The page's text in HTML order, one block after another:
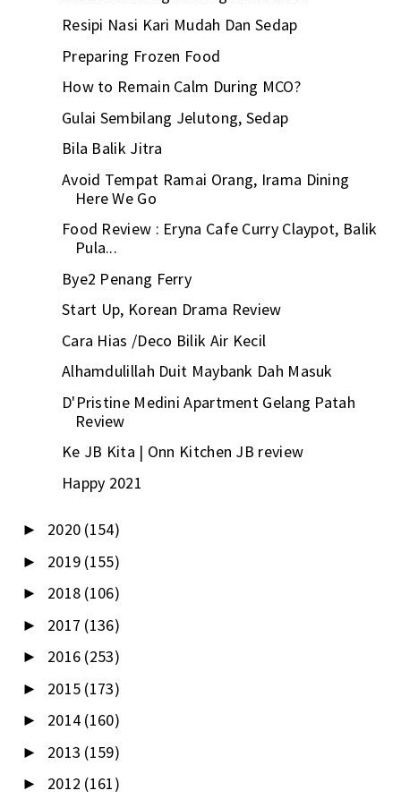
Resipi Nasi Kari Mudah Dan Sedap
Preparing Frozen Food
How to Remain Calm During MCO?
Gulai Sembilang Jelutong, Sedap
Bila Balik Jitra
Avoid Tempat Ramai Orang, Irama Dining
Here We Go
Food Review : Eryna Cafe Curry Claypot, Balik
Pula...
Bye2 Penang Ferry
Start Up, Korean Drama Review
Cara Hias /Deco Bilik Air Kecil
Alhamdulillah Duit Maybank Dah Masuk
D'Pristine Medini Apartment Gelang Patah
Review
Ke JB Kita | Onn Kitchen JB review
Happy 2021
► 2020 (154)
► 2019 (155)
► 2018 (106)
► 2017 (136)
► 2016 (253)
► 2015 (173)
► 2014 (160)
► 2013 (159)
► 2012 (161)